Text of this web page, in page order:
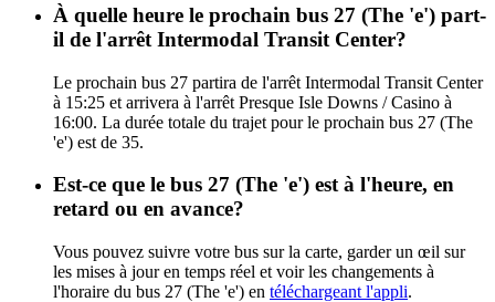
À quelle heure le prochain bus 27 (The 'e') part-
il de l'arrêt Intermodal Transit Center?
Le prochain bus 27 partira de l'arrêt Intermodal Transit Center
à 15:25 et arrivera à l'arrêt Presque Isle Downs / Casino à
16:00. La durée totale du trajet pour le prochain bus 27 (The
'e') est de 35.
Est-ce que le bus 27 (The 'e') est à l'heure, en
retard ou en avance?
Vous pouvez suivre votre bus sur la carte, garder un œil sur
les mises à jour en temps réel et voir les changements à
l'horaire du bus 27 (The 'e') en téléchargeant l'appli.